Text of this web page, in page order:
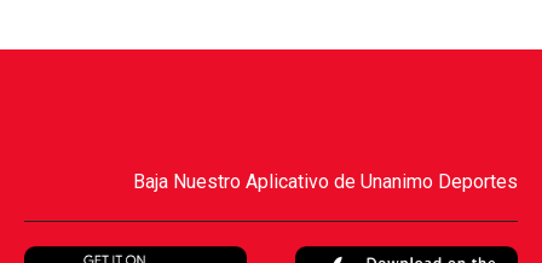
Baja Nuestro Aplicativo de Unanimo Deportes